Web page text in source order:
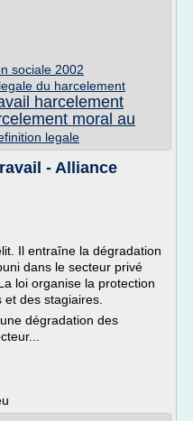
sociale 2002
du harcelement
harcelement
moral au
legale
- Alliance
Il entraîne la dégradation
dans le secteur privé
loi organise la protection
des stagiaires.
dégradation des